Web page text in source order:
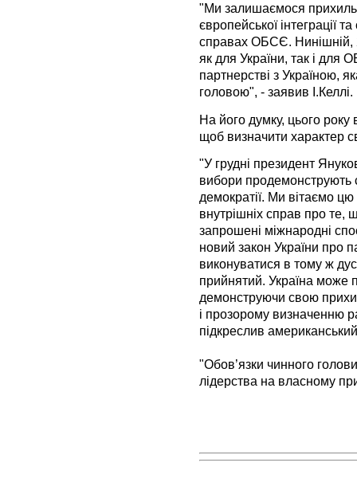
"Ми залишаємося
європейської інтеграції
справах ОБСЄ. Нинішній,
як для України, так і для
партнерстві з Україною,
головою", - заявив І.Келлі.
На його думку, цього
щоб визначити характер
"У грудні президент
вибори продемонструють
демократії. Ми вітаємо цю
внутрішніх справ про
запрошені міжнародні
новий закон України про
виконуватися в тому ж
прийнятий. Україна може
демонструючи свою
і прозорому визначенню
підкреслив
"Обов’язки чинного
лідерства на власному